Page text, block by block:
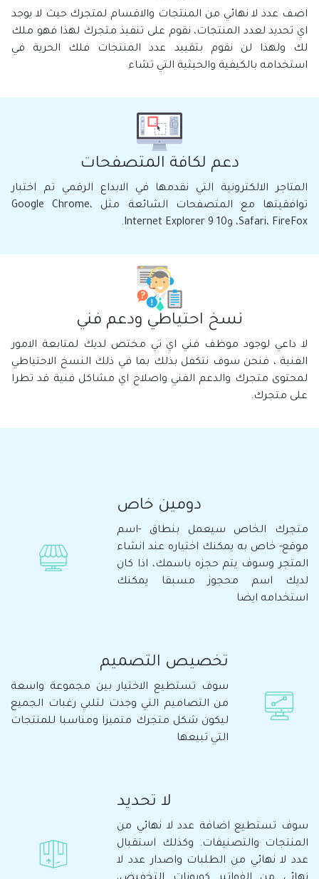
اضف عدد لا نهائي من المنتجات والاقسام لمتجرك حيث لا يوجد
اي تحديد لعدد المنتجات، نقوم على تنفيذ متجرك لهذا فهو ملك
لك ولهذا لن نقوم بتقييد عدد المنتجات فلك الحرية في
استخدامه بالكيفية والحيثية التي تشاء
دعم لكافة المتصفحات
المتاجر الالكترونية التي نقدمها في الابداع الرقمي تم اختبار
توافقيتها مع المتصفحات الشائعة مثل Google Chrome،
Safari، FireFox، و10 Internet Explorer 9.
نسخ احتياطي ودعم فني
لا داعي لوجود موظف فني اي تي مختص لديك لمتابعة الامور
الفنية ، فنحن سوف نتكفل بذلك بما في ذلك النسخ الاحتياطي
لمحتوى متجرك والدعم الفني واصلاح اي مشاكل فنية قد تطرا
على متجرك.
دومين خاص
متجرك الخاص سيعمل بنطاق -اسم
موقع- خاص به يمكنك اختياره عند انشاء
المتجر وسوف يتم حجزه باسمك، اذا كان
لديك اسم محجوز مسبقا يمكنك
استخدامه ايضا
تخصيص التصميم
سوف تستطيع الاختيار بين مجموعة واسعة
من التصاميم التي وجدت لتلبي رغبات الجميع
ليكون شكل متجرك متميزا ومناسبا للمنتجات
التي تبيعها
لا تحديد
سوف تستطيع اضافة عدد لا نهائي من
المنتجات والتصنيفات. وكذلك استقبال
عدد لا نهائي من الطلبات واصدار عدد لا